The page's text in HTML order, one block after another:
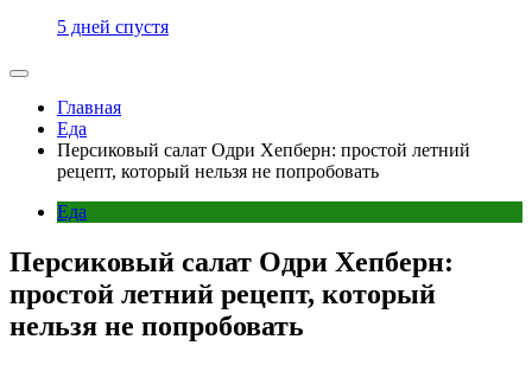
5 дней спустя
Главная
Еда
Персиковый салат Одри Хепберн: простой летний
рецепт, который нельзя не попробовать
Еда
Персиковый салат Одри Хепберн:
простой летний рецепт, который
нельзя не попробовать